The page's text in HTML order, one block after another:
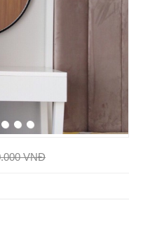
VNĐ